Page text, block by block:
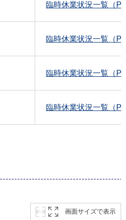
臨時休業状況一覧（
臨時休業状況一覧（
臨時休業状況一覧（
臨時休業状況一覧（
画面サイズで表示